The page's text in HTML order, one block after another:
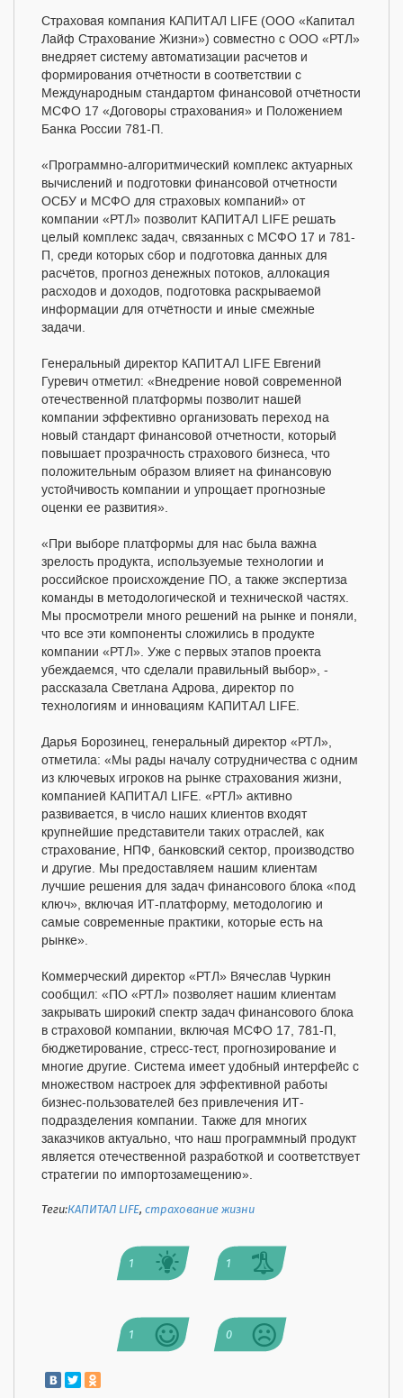
Страховая компания КАПИТАЛ LIFE (ООО «Капитал
Лайф Страхование Жизни») совместно с ООО «РТЛ»
внедряет систему автоматизации расчетов и
формирования отчётности в соответствии с
Международным стандартом финансовой отчётности
МСФО 17 «Договоры страхования» и Положением
Банка России 781-П.
«Программно-алгоритмический комплекс актуарных
вычислений и подготовки финансовой отчетности
ОСБУ и МСФО для страховых компаний» от
компании «РТЛ» позволит КАПИТАЛ LIFE решать
целый комплекс задач, связанных с МСФО 17 и 781-
П, среди которых сбор и подготовка данных для
расчётов, прогноз денежных потоков, аллокация
расходов и доходов, подготовка раскрываемой
информации для отчётности и иные смежные
задачи.
Генеральный директор КАПИТАЛ LIFE Евгений
Гуревич отметил: «Внедрение новой современной
отечественной платформы позволит нашей
компании эффективно организовать переход на
новый стандарт финансовой отчетности, который
повышает прозрачность страхового бизнеса, что
положительным образом влияет на финансовую
устойчивость компании и упрощает прогнозные
оценки ее развития».
«При выборе платформы для нас была важна
зрелость продукта, используемые технологии и
российское происхождение ПО, а также экспертиза
команды в методологической и технической частях.
Мы просмотрели много решений на рынке и поняли,
что все эти компоненты сложились в продукте
компании «РТЛ». Уже с первых этапов проекта
убеждаемся, что сделали правильный выбор», -
рассказала Светлана Адрова, директор по
технологиям и инновациям КАПИТАЛ LIFE.
Дарья Борозинец, генеральный директор «РТЛ»,
отметила: «Мы рады началу сотрудничества с одним
из ключевых игроков на рынке страхования жизни,
компанией КАПИТАЛ LIFE. «РТЛ» активно
развивается, в число наших клиентов входят
крупнейшие представители таких отраслей, как
страхование, НПФ, банковский сектор, производство
и другие. Мы предоставляем нашим клиентам
лучшие решения для задач финансового блока «под
ключ», включая ИТ-платформу, методологию и
самые современные практики, которые есть на
рынке».
Коммерческий директор «РТЛ» Вячеслав Чуркин
сообщил: «ПО «РТЛ» позволяет нашим клиентам
закрывать широкий спектр задач финансового блока
в страховой компании, включая МСФО 17, 781-П,
бюджетирование, стресс-тест, прогнозирование и
многие другие. Система имеет удобный интерфейс с
множеством настроек для эффективной работы
бизнес-пользователей без привлечения ИТ-
подразделения компании. Также для многих
заказчиков актуально, что наш программный продукт
является отечественной разработкой и соответствует
стратегии по импортозамещению».
Теги:КАПИТАЛ LIFE,страхование жизни
1 1
1 0